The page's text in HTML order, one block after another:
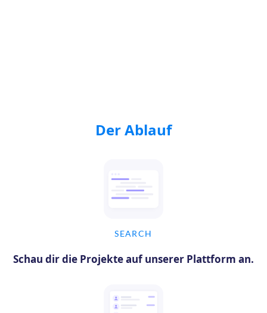
Der Ablauf
SEARCH
Schau dir die Projekte auf unserer Plattform an.